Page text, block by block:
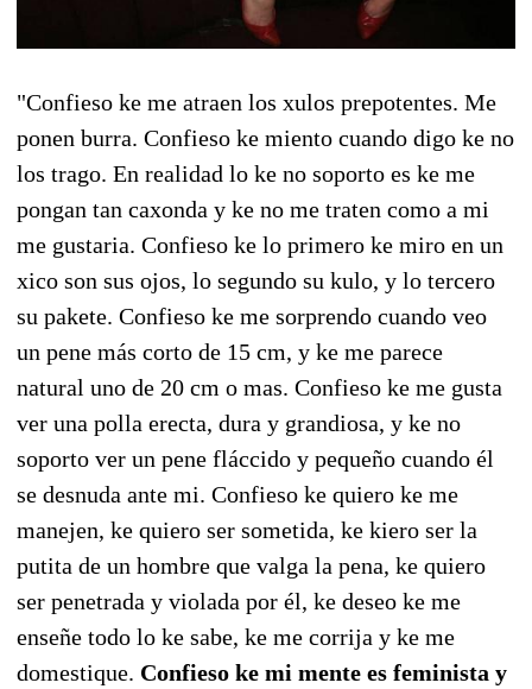
"Confieso ke me atraen los xulos prepotentes. Me
ponen burra. Confieso ke miento cuando digo ke no
los trago. En realidad lo ke no soporto es ke me
pongan tan caxonda y ke no me traten como a mi
me gustaria. Confieso ke lo primero ke miro en un
xico son sus ojos, lo segundo su kulo, y lo tercero
su pakete. Confieso ke me sorprendo cuando veo
un pene más corto de 15 cm, y ke me parece
natural uno de 20 cm o mas. Confieso ke me gusta
ver una polla erecta, dura y grandiosa, y ke no
soporto ver un pene fláccido y pequeño cuando él
se desnuda ante mi. Confieso ke quiero ke me
manejen, ke quiero ser sometida, ke kiero ser la
putita de un hombre que valga la pena, ke quiero
ser penetrada y violada por él, ke deseo ke me
enseñe todo lo ke sabe, ke me corrija y ke me
domestique. Confieso ke mi mente es feminista y